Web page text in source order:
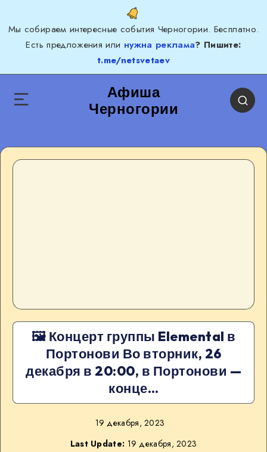
Мы собираем интересные события Черногории. Бесплатно.
Есть предложения или нужна реклама? Пишите:
t.me/netsvetaev
Афиша
Черногории
🖼 Концерт группы Elemental в
Портонови Во вторник, 26
декабря в 20:00, в Портонови —
конце…
19 декабря, 2023
Last Update: 19 декабря, 2023